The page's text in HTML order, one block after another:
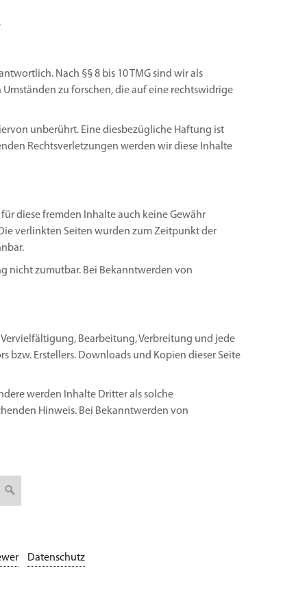
Nach §§ 8 bis 10 TMG sind wir als
zu forschen, die auf eine rechtswidrige
unberührt. Eine diesbezügliche Haftung ist
Rechtsverletzungen werden wir diese Inhalte
diese fremden Inhalte auch keine Gewähr
verlinkten Seiten wurden zum Zeitpunkt der
nicht zumutbar. Bei Bekanntwerden von
Bearbeitung, Verbreitung und jede
bzw. Erstellers. Downloads und Kopien dieser Seite
werden Inhalte Dritter als solche
Hinweis. Bei Bekanntwerden von
Datenschutz